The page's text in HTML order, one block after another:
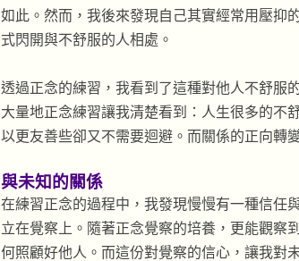
如此。然而，我後來發現自己其實經常用壓抑
式閃開與不舒服的人相處。
透過正念的練習，我看到了這種對他人不舒服
大量地正念練習讓我清楚看到：人生很多的不
以更友善些卻又不需要迴避。而關係的正向轉
與未知的關係
在練習正念的過程中，我發現慢慢有一種信任
立在覺察上。隨著正念覺察的培養，更能觀察
何照顧好他人。而這份對覺察的信心，讓我對